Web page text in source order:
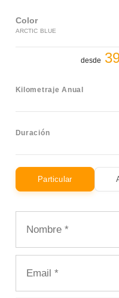
Color
ARCTIC BLUE
desde
Kilometraje Anual
Duración
Particular